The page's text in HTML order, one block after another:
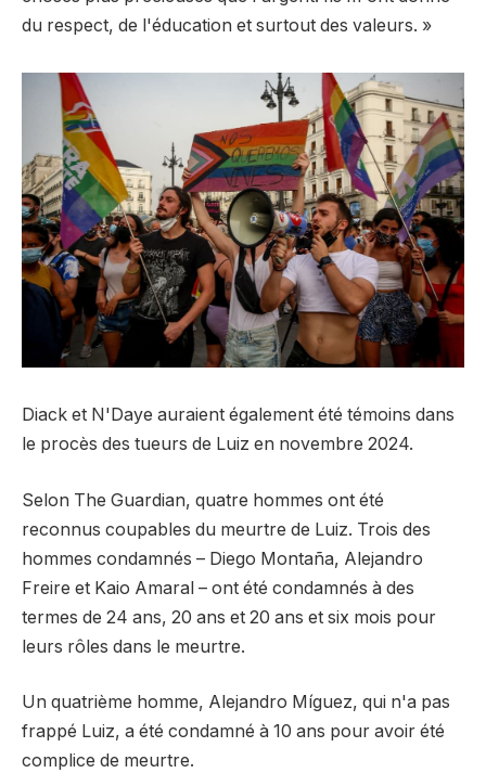
du respect, de l'éducation et surtout des valeurs. »
Diack et N'Daye auraient également été témoins dans
le procès des tueurs de Luiz en novembre 2024.
Selon The Guardian, quatre hommes ont été
reconnus coupables du meurtre de Luiz. Trois des
hommes condamnés – Diego Montaña, Alejandro
Freire et Kaio Amaral – ont été condamnés à des
termes de 24 ans, 20 ans et 20 ans et six mois pour
leurs rôles dans le meurtre.
Un quatrième homme, Alejandro Míguez, qui n'a pas
frappé Luiz, a été condamné à 10 ans pour avoir été
complice de meurtre.